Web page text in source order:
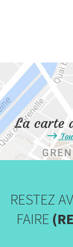
La carte
RESTEZ
FAIRE